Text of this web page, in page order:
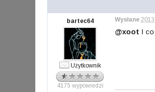
bartec64
Użytkownik
4175 wypowiedzi
Wysłane
@xoot I co